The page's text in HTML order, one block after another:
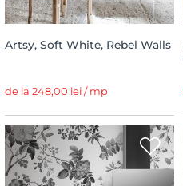
Artsy, Soft White, Rebel Walls
de la 248,00 lei / mp